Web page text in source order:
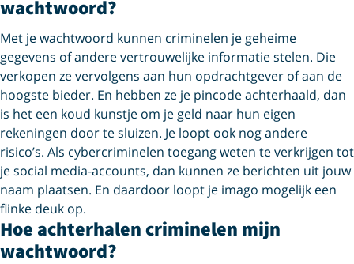
wachtwoord?
Met je wachtwoord kunnen criminelen je geheime
gegevens of andere vertrouwelijke informatie stelen. Die
verkopen ze vervolgens aan hun opdrachtgever of aan de
hoogste bieder. En hebben ze je pincode achterhaald, dan
is het een koud kunstje om je geld naar hun eigen
rekeningen door te sluizen. Je loopt ook nog andere
risico’s. Als cybercriminelen toegang weten te verkrijgen tot
je social media-accounts, dan kunnen ze berichten uit jouw
naam plaatsen. En daardoor loopt je imago mogelijk een
flinke deuk op.
Hoe achterhalen criminelen mijn
wachtwoord?